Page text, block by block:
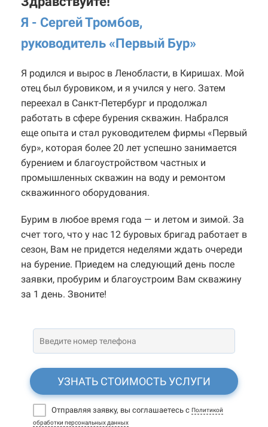
Я - Сергей Тромбов,
руководитель «Первый Бур»
Я родился и вырос в Ленобласти, в Киришах. Мой
отец был буровиком, и я учился у него. Затем
переехал в Санкт-Петербург и продолжал
работать в сфере бурения скважин. Набрался
еще опыта и стал руководителем фирмы «Первый
бур», которая более 20 лет успешно занимается
бурением и благоустройством частных и
промышленных скважин на воду и ремонтом
скважинного оборудования.
Бурим в любое время года — и летом и зимой. За
счет того, что у нас 12 буровых бригад работает в
сезон, Вам не придется неделями ждать очереди
на бурение. Приедем на следующий день после
заявки, пробурим и благоустроим Вам скважину
за 1 день. Звоните!
УЗНАТЬ СТОИМОСТЬ УСЛУГИ
Отправляя заявку, вы соглашаетесь с Политикой
обработки персональных данных